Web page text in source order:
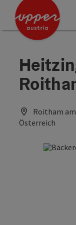
Accesskey
Accesskey
Roitham
Österreich